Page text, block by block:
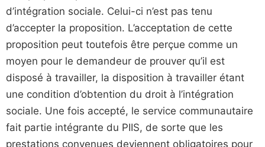
d’intégration sociale. Celui-ci n’est pas tenu
d’accepter la proposition. L’acceptation de cette
proposition peut toutefois être perçue comme un
moyen pour le demandeur de prouver qu’il est
disposé à travailler, la disposition à travailler étant
une condition d’obtention du droit à l’intégration
sociale. Une fois accepté, le service communautaire
fait partie intégrante du PIIS, de sorte que les
prestations convenues deviennent obligatoires pour